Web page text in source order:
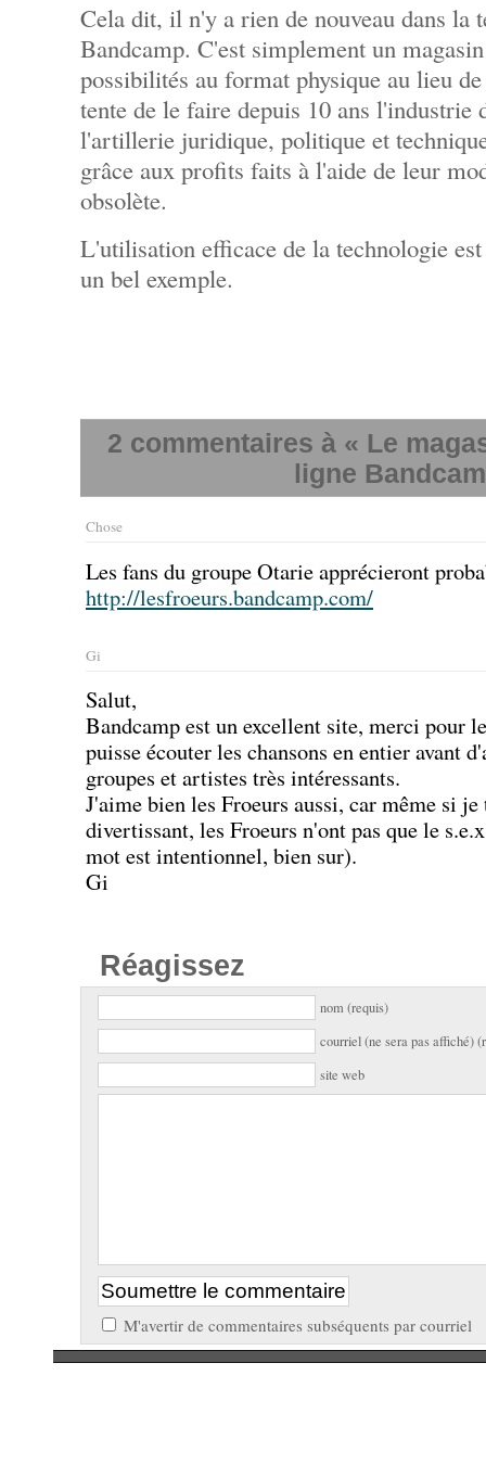
Cela dit, il n'y a rien de nouveau dans la
Bandcamp. C'est simplement un
possibilités au format physique au lieu
tente de le faire depuis 10 ans l'industrie
l'artillerie juridique, politique et
grâce aux profits faits à l'aide de leur
obsolète.
L'utilisation efficace de la technologie
un bel exemple.
2 commentaires à « Le
ligne
Chose
Les fans du groupe Otarie apprécieront
http://lesfroeurs.bandcamp.com/
Gi
Salut,
Bandcamp est un excellent site, merci pour
puisse écouter les chansons en entier avant
groupes et artistes très intéressants.
J'aime bien les Froeurs aussi, car même si
divertissant, les Froeurs n'ont pas que le
mot est intentionnel, bien sur).
Gi
Réagissez
nom (requis)
courriel (ne sera pas affiché)
site web
M'avertir de commentaires subséquents par courriel